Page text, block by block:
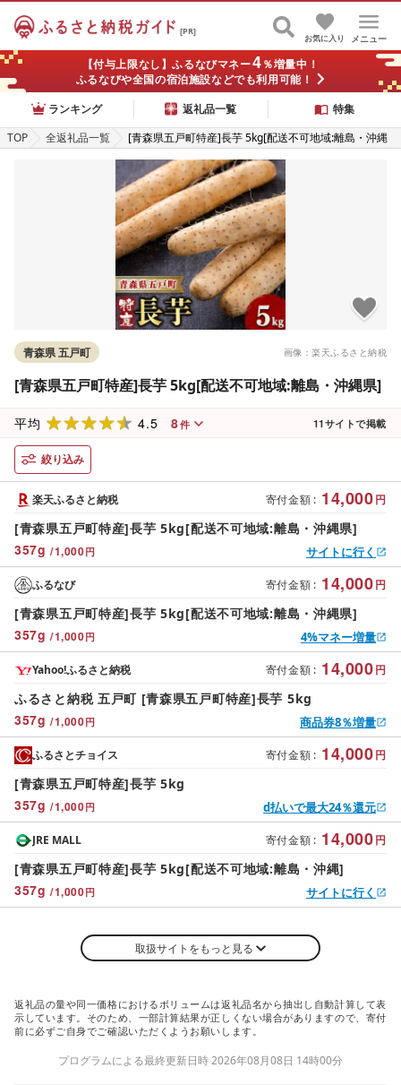
[PR]
メニュー
お気に入り
【付与上限なし】ふるなびマネー4％増量中！
ふるなびや全国の宿泊施設などでも利用可能！
ランキング
返礼品一覧
特集
TOP
全返礼品一覧
[青森県五戸町特産]長芋 5kg[配送不可地域:離島・沖縄
県]
画像：楽天ふるさと納税
青森県 五戸町
[青森県五戸町特産]長芋 5kg[配送不可地域:離島・沖縄県]
平均 4.5 8件 11サイトで掲載
絞り込み
寄付金額 : 14,000円
357g /1,000円
楽天ふるさと納税
[青森県五戸町特産]長芋 5kg[配送不可地域:離島・沖縄県]
サイトに行く
寄付金額 : 14,000円
357g /1,000円
ふるなび
[青森県五戸町特産]長芋 5kg[配送不可地域:離島・沖縄県]
4%マネー増量
寄付金額 : 14,000円
357g /1,000円
Yahoo!ふるさと納税
ふるさと納税 五戸町 [青森県五戸町特産]長芋 5kg
商品券8％増量
寄付金額 : 14,000円
357g /1,000円
ふるさとチョイス
[青森県五戸町特産]長芋 5kg
d払いで最大24％還元
寄付金額 : 14,000円
357g /1,000円
JRE MALL
[青森県五戸町特産]長芋 5kg[配送不可地域:離島・沖縄]
サイトに行く
取扱サイトをもっと見る
返礼品の量や同一価格におけるボリュームは返礼品名から抽出し自動計算して表
示しています。そのため、一部計算結果が正しくない場合がありますので、寄付
前に必ずご自身でご確認いただくようお願いします。
プログラムによる最終更新日時 2026年08月08日 14時00分